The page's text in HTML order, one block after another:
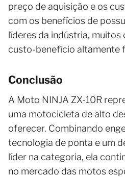
preço de aquisição e os
com os benefícios de
líderes da indústria, muitos
custo-benefício altamente
Conclusão
A Moto NINJA ZX-10R
uma motocicleta de alto
oferecer. Combinando
tecnologia de ponta e um
líder na categoria, ela
no mercado das motos